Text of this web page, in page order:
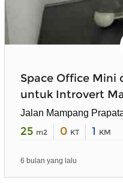
Space Office Mini
untuk Introvert
Jalan Mampang
25 m2 0 KT 1 KM
6 bulan yang lalu